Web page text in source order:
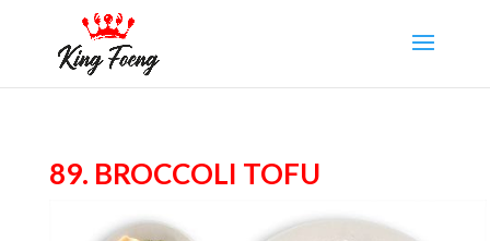
89. Broccoli tofu